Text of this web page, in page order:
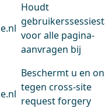
Houdt
voor alle pagina-
aanvragen bij
Beschermt u en
tegen cross-site
request forgery